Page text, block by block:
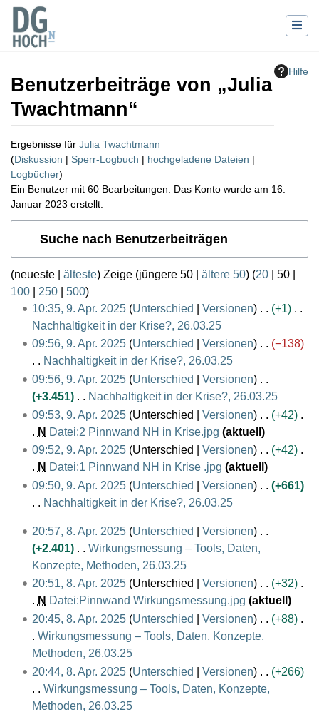
Hilfe
Benutzerbeiträge von „Julia
Twachtmann“
Ergebnisse für Julia Twachtmann
Diskussion
Sperr-Logbuch
hochgeladene Dateien
Logbücher
Ein Benutzer mit 60 Bearbeitungen. Das Konto wurde am 16.
Januar 2023 erstellt.
Wechseln zu:Navigation,Suche
Suche nach Benutzerbeiträgen
(neueste älteste) Zeige (jüngere 50 ältere 50) (20 50
100
250 500)
10:35, 9. Apr. 2025 Unterschied Versionen
+1
Nachhaltigkeit in der Krise?, 26.03.25
K
i
n
e
B
e
r
i
t
u
n
s
u
s
m
09:56, 9. Apr. 2025 Unterschied Versionen
−138
Nachhaltigkeit in der Krise?, 26.03.25
K
e
i
e
B
e
b
e
i
t
u
n
s
z
s
09:56, 9. Apr. 2025 Unterschied
Versionen
+3.451
Nachhaltigkeit in der Krise?, 26.03.25
K
i
e
a
r
b
e
i
t
n
g
z
09:53, 9. Apr. 2025 Unterschied Versionen
+42
N Datei:2 Pinnwand NH in Krise.jpg
K
i
B
e
a
r
b
e
i
t
u
g
aktuell
09:52, 9. Apr. 2025 Unterschied Versionen
+42
N Datei:1 Pinnwand NH in Krise .jpg
K
n
e
B
e
a
r
b
e
i
t
u
aktuell
09:50, 9. Apr. 2025 Unterschied Versionen
+661
Nachhaltigkeit in der Krise?, 26.03.25
e
i
n
e
B
e
a
r
b
e
i
20:57, 8. Apr. 2025 Unterschied
Versionen
+2.401
Wirkungsmessung – Tools, Daten,
Konzepte, Methoden, 26.03.25
K
i
e
B
a
20:51, 8. Apr. 2025 Unterschied Versionen
+32
N Datei:Pinnwand Wirkungsmessung.jpg
K
i
n
B
aktuell
20:45, 8. Apr. 2025 Unterschied Versionen
+88
Wirkungsmessung – Tools, Daten, Konzepte,
Methoden, 26.03.25
K
i
20:44, 8. Apr. 2025 Unterschied Versionen
+266
Wirkungsmessung – Tools, Daten, Konzepte,
Methoden, 26.03.25